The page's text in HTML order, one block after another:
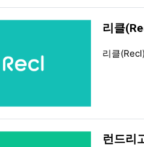
리클
등록일
조회
리클
런드리